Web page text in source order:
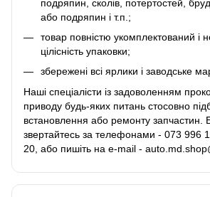
подряпин, сколів, потертостей,
або подряпин і т.п.;
товар повністю укомплектований і
цілісність упаковки;
збережені всі ярлики і заводське
Наші спеціалісти із задоволенням
приводу будь-яких питань стосовно
встановлення або ремонту запчастин.
звертайтесь за телефонами - 073 996
20, або пишіть на e-mail -